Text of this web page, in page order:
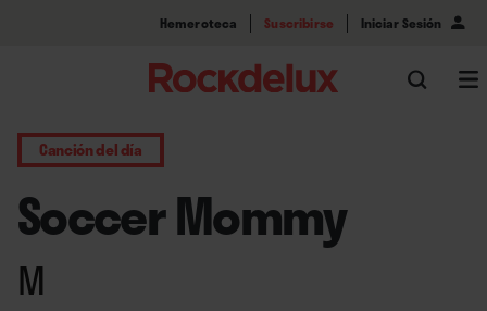
Hemeroteca Suscribirse Iniciar Sesión
Canción del día
Soccer Mommy
M